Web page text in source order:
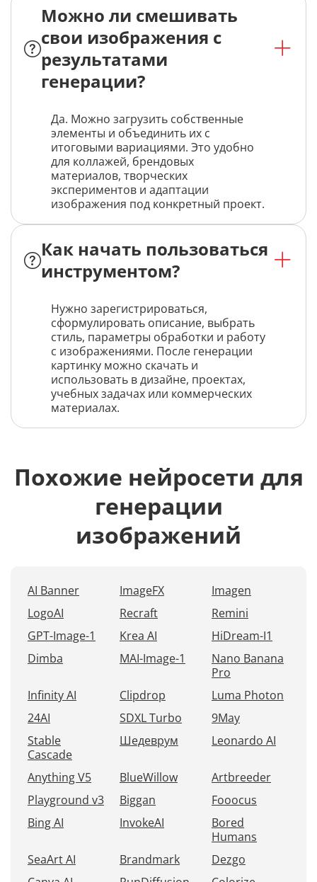
Можно ли смешивать
свои изображения с
результатами
генерации?
Да. Можно загрузить собственные
элементы и объединить их с
итоговыми вариациями. Это удобно
для коллажей, брендовых
материалов, творческих
экспериментов и адаптации
изображения под конкретный проект.
Как начать пользоваться
инструментом?
Нужно зарегистрироваться,
сформулировать описание, выбрать
стиль, параметры обработки и работу
с изображениями. После генерации
картинку можно скачать и
использовать в дизайне, проектах,
учебных задачах или коммерческих
материалах.
Похожие нейросети для
генерации
изображений
AI Banner ImageFX
Imagen
LogoAI
Recraft
Remini
GPT-Image-1
Krea AI
HiDream-I1
Dimba
MAI-Image-1
Nano Banana
Pro
Infinity AI
Clipdrop
Luma Photon
24AI
SDXL Turbo
9May
Stable
Cascade
Шедеврум Leonardo AI
Anything V5 BlueWillow
Artbreeder
Playground v3
Biggan
Fooocus
Bing AI
InvokeAI
Bored
Humans
SeaArt AI
Brandmark
Dezgo